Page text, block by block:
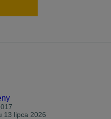
13 lipca 2026